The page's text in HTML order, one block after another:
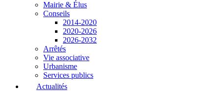
Mairie & Élus
Conseils
2014-2020
2020-2026
2026-2032
Arrêtés
Vie associative
Urbanisme
Services publics
Actualités